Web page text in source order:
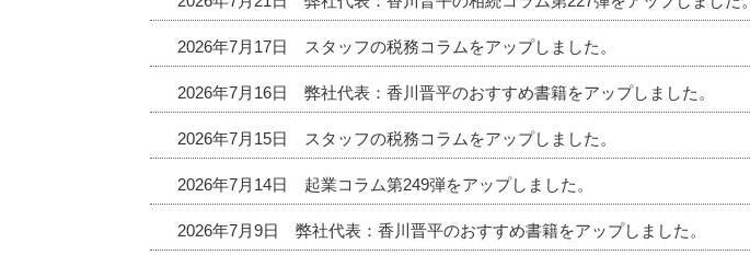
2026年7月17日 スタッフの税務コラムをアップしました。
2026年7月16日 弊社代表：香川晋平のおすすめ書籍をアップしました。
2026年7月15日 スタッフの税務コラムをアップしました。
2026年7月14日 起業コラム第249弾をアップしました。
2026年7月9日 弊社代表：香川晋平のおすすめ書籍をアップしました。